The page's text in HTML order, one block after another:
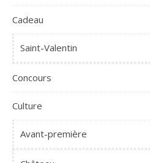
Cadeau
Saint-Valentin
Concours
Culture
Avant-première